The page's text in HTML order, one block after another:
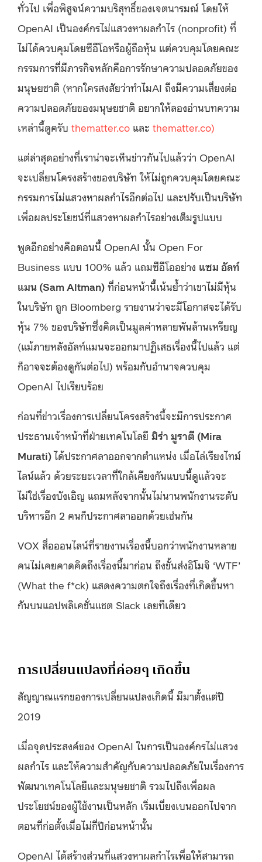
ทั่วไป เพื่อพิสูจน์ความบริสุทธิ์ของเจตนารมณ์ โดยให้
OpenAI เป็นองค์กรไม่แสวงหาผลกำไร (nonprofit) ที่
ไม่ได้ควบคุมโดยซีอีโอหรือผู้ถือหุ้น แต่ควบคุมโดยคณะ
กรรมการที่มีภารกิจหลักคือการรักษาความปลอดภัยของ
มนุษยชาติ (หากใครสงสัยว่าทำไมAI ถึงมีความเสี่ยงต่อ
ความปลอดภัยของมนุษยชาติ อยากให้ลองอ่านบทความ
เหล่านี้ดูครับ thematter.co และ thematter.co)
แต่ล่าสุดอย่างที่เราน่าจะเห็นข่าวกันไปแล้วว่า OpenAI
จะเปลี่ยนโครงสร้างของบริษัท ให้ไม่ถูกควบคุมโดยคณะ
กรรมการไม่แสวงหาผลกำไรอีกต่อไป และปรับเป็นบริษัท
เพื่อผลประโยชน์ที่แสวงหาผลกำไรอย่างเต็มรูปแบบ
พูดอีกอย่างคือตอนนี้ OpenAI นั้น Open For
Business แบบ 100% แล้ว แถมซีอีโออย่าง แซม อัลท์
แมน (Sam Altman) ที่ก่อนหน้านี้เน้นย้ำว่าเขาไม่มีหุ้น
ในบริษัท ถูก Bloomberg รายงานว่าจะมีโอกาสจะได้รับ
หุ้น 7% ของบริษัทซึ่งคิดเป็นมูลค่าหลายพันล้านเหรียญ
(แม้ภายหลังอัลท์แมนจะออกมาปฏิเสธเรื่องนี้ไปแล้ว แต่
ก็อาจจะต้องดูกันต่อไป) พร้อมกับอำนาจควบคุม
OpenAI ไปเรียบร้อย
ก่อนที่ข่าวเรื่องการเปลี่ยนโครงสร้างนี้จะมีการประกาศ
ประธานเจ้าหน้าที่ฝ่ายเทคโนโลยี มิร่า มูราตี (Mira
Murati)ได้ประกาศลาออกจากตำแหน่ง เมื่อไล่เรียงไทม์
ไลน์แล้ว ด้วยระยะเวลาที่ใกล้เคียงกันแบบนี้ดูแล้วจะ
ไม่ใช่เรื่องบังเอิญ แถมหลังจากนั้นไม่นานพนักงานระดับ
บริหารอีก 2 คนก็ประกาศลาออกด้วยเช่นกัน
VOX สื่อออนไลน์ที่รายงานเรื่องนี้บอกว่าพนักงานหลาย
คนไม่เคยคาดคิดถึงเรื่องนี้มาก่อน ถึงขั้นส่งอิโมจิ ‘WTF’
(What the f*ck) แสดงความตกใจถึงเรื่องที่เกิดขึ้นหา
กันบนแอปพลิเคชั่นแชต Slack เลยทีเดียว
การเปลี่ยนแปลงที่ค่อยๆ เกิดขึ้น
สัญญาณแรกของการเปลี่ยนแปลงเกิดนี้ มีมาตั้งแต่ปี
2019
เมื่อจุดประสงค์ของ OpenAI ในการเป็นองค์กรไม่แสวง
ผลกำไร และให้ความสำคัญกับความปลอดภัยในเรื่องการ
พัฒนาเทคโนโลยีและมนุษยชาติ รวมไปถึงเพื่อผล
ประโยชน์ของผู้ใช้งานเป็นหลัก เริ่มเบี่ยงเบนออกไปจาก
ตอนที่ก่อตั้งเมื่อไม่กี่ปีก่อนหน้านั้น
OpenAI ได้สร้างส่วนที่แสวงหาผลกำไรเพื่อให้สามารถ